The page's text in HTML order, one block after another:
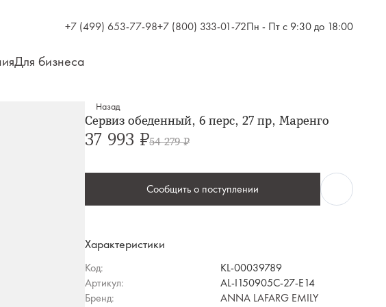
+7 (499) 653-77-98+7 (800) 333-01-72Пн - Пт с 9:30 до 18:00
Для бизнеса
Назад
Сервиз обеденный, 6 перс, 27 пр, Маренго
37 993 ₽54 279 ₽
Сообщить о поступлении
Характеристики
Код:
KL-00039789
Артикул:
AL-I150905C-27-E14
Бренд:
ANNA LAFARG EMILY